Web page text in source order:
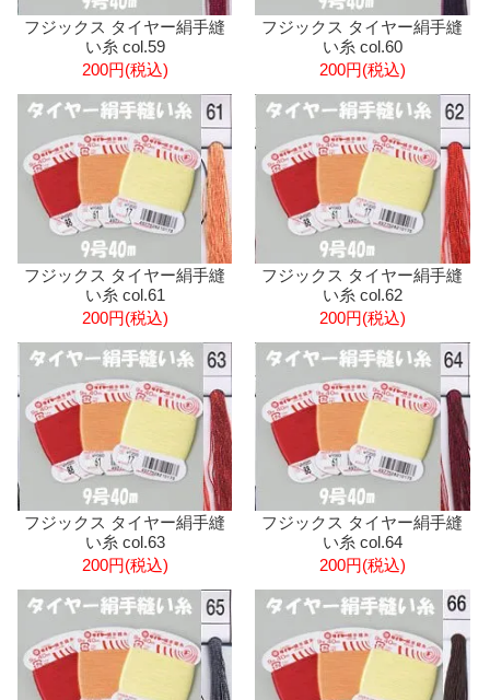
フジックス タイヤー絹手縫
い糸 col.59
200円(税込)
フジックス タイヤー絹手縫
い糸 col.60
200円(税込)
フジックス タイヤー絹手縫
い糸 col.61
200円(税込)
フジックス タイヤー絹手縫
い糸 col.62
200円(税込)
フジックス タイヤー絹手縫
い糸 col.63
200円(税込)
フジックス タイヤー絹手縫
い糸 col.64
200円(税込)